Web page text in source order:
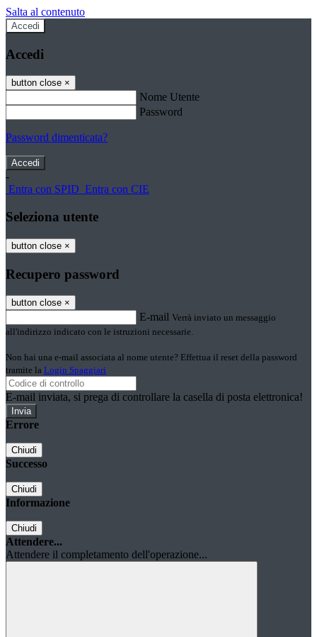
Salta al contenuto
Accedi
Accedi
button close ×
Nome Utente
Password
Password dimenticata?
-
Entra con SPID Entra con CIE
Seleziona utente
button close ×
Recupero password
button close ×
E-mail Verrà inviato un messaggio
all'indirizzo indicato con le istruzioni necessarie.
Non hai una e-mail associata al nome utente? Effettua il reset della password
tramite la Login Spaggiari
E-mail inviata, si prega di controllare la casella di posta elettronica!
Errore
Chiudi
Successo
Chiudi
Informazione
Chiudi
Attendere...
Attendere il completamento dell'operazione...